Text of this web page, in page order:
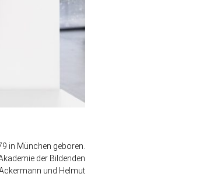
in München geboren.
der Bildenden
und Helmut